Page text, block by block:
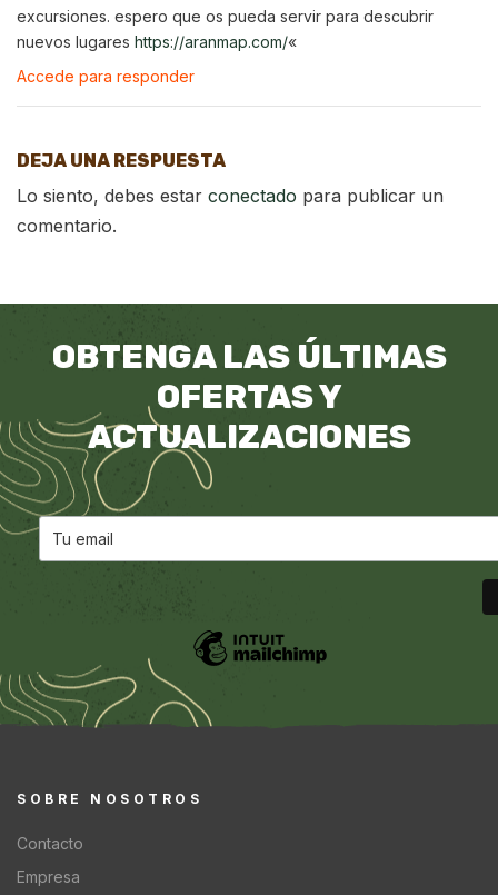
excursiones. espero que os pueda servir para descubrir
nuevos lugares https://aranmap.com/«
Accede para responder
DEJA UNA RESPUESTA
Lo siento, debes estar conectado para publicar un
comentario.
OBTENGA LAS ÚLTIMAS
OFERTAS Y
ACTUALIZACIONES
SOBRE NOSOTROS
Contacto
Empresa